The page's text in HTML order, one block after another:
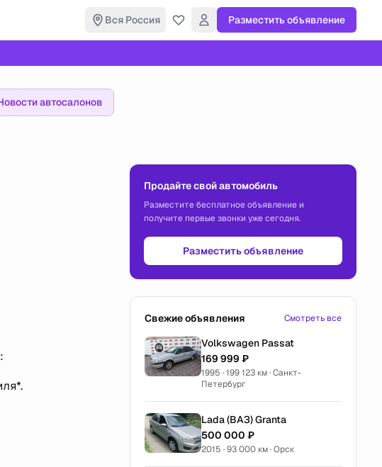
Вся Россия Разместить объявление
автосалонов
Продайте свой автомобиль
Разместите бесплатное объявление и
получите первые звонки уже сегодня.
Разместить объявление
Свежие объявления Смотреть все
Volkswagen Passat
169 999 ₽
1995 · 199 123 км · Санкт-
Петербург
Lada (ВАЗ) Granta
500 000 ₽
2015 · 93 000 км · Орск